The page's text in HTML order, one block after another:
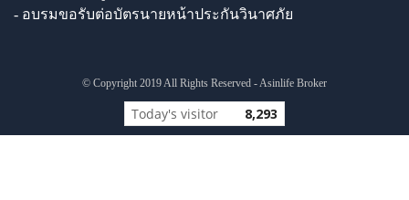
- อบรมขอรับต่อบัตรนายหน้าประกันวินาศภัย
© Copyright 2019 All Rights Reserved - Asinlife Broker
Today's visitor 8,293